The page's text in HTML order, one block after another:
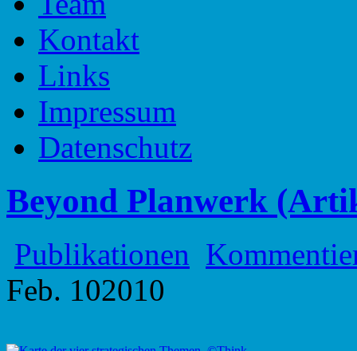
Kontakt
Links
Impressum
Datenschutz
Beyond Planwerk
Publikationen
Feb. 102010